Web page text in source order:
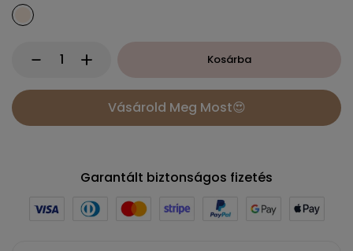
Kosárba
Vásárold Meg Most😍
Garantált biztonságos fizetés